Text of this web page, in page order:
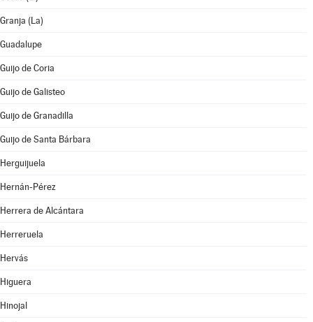
Granja (La)
Guadalupe
Guijo de Coria
Guijo de Galisteo
Guijo de Granadilla
Guijo de Santa Bárbara
Herguijuela
Hernán-Pérez
Herrera de Alcántara
Herreruela
Hervás
Higuera
Hinojal